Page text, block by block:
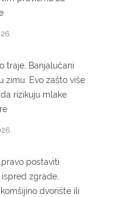
traje, Banjalučani
zimu: Evo zašto više
rizikuju mlake
pravo postaviti
ispred zgrade,
dvorište ili